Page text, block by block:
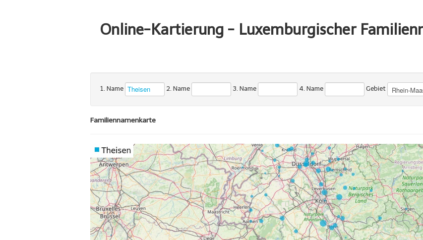
Online-Kartierung - Luxemburgischer
1. Name 2. Name 3. Name 4. Name Gebiet
Familiennamenkarte